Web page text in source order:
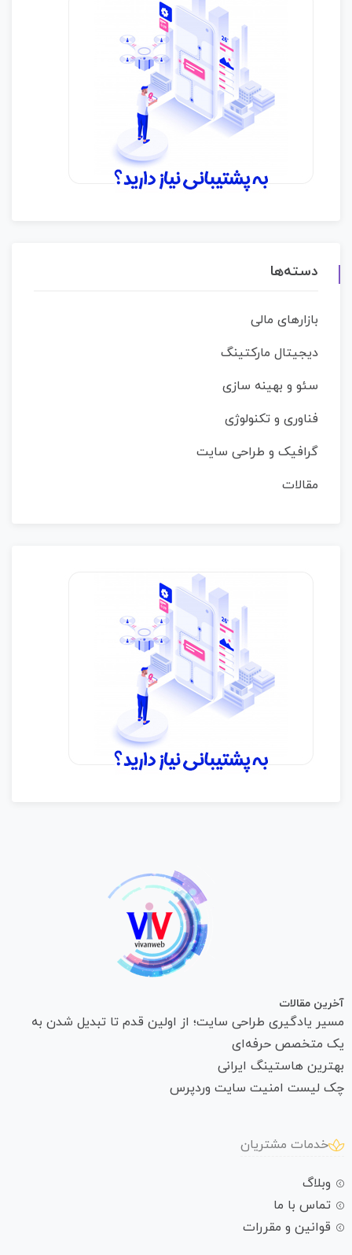
دسته‌ها
بازارهای مالی
دیجیتال مارکتینگ
سئو و بهینه سازی
فناوری و تکنولوژی
گرافیک و طراحی سایت
مقالات
آخرین مقالات
مسیر یادگیری طراحی سایت؛ از اولین قدم تا تبدیل شدن به
یک متخصص حرفه‌ای
بهترین هاستینگ ایرانی
چک لیست امنیت سایت وردپرس
خدمات مشتریان
وبلاگ
تماس با ما
قوانین و مقررات